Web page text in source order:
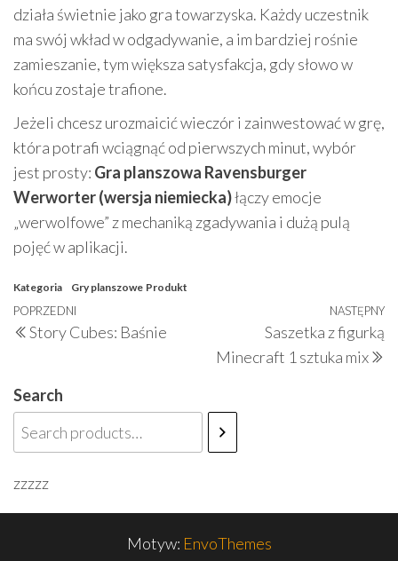
działa świetnie jako gra towarzyska. Każdy uczestnik
ma swój wkład w odgadywanie, a im bardziej rośnie
zamieszanie, tym większa satysfakcja, gdy słowo w
końcu zostaje trafione.
Jeżeli chcesz urozmaicić wieczór i zainwestować w grę,
która potrafi wciągnąć od pierwszych minut, wybór
jest prosty: Gra planszowa Ravensburger
Werworter (wersja niemiecka)łączy emocje
„werwolfowe” z mechaniką zgadywania i dużą pulą
pojęć w aplikacji.
Kategoria Gry planszowe Produkt
Nawigacja
wpisu
Poprzedni
wpis
POPRZEDNI
Story Cubes: Baśnie
NASTĘPNY
Saszetka z figurką
Minecraft 1 sztuka mix
Search
zzzzz
Motyw: EnvoThemes